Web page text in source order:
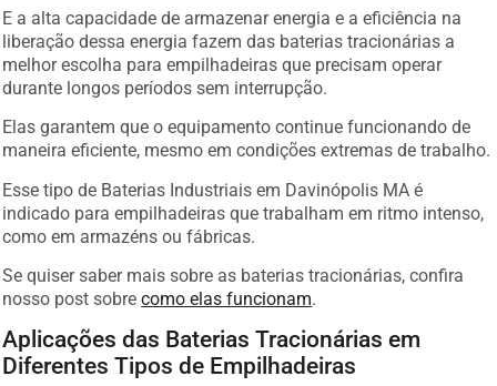
E a alta capacidade de armazenar energia e a eficiência na
liberação dessa energia fazem das baterias tracionárias a
melhor escolha para empilhadeiras que precisam operar
durante longos períodos sem interrupção.
Elas garantem que o equipamento continue funcionando de
maneira eficiente, mesmo em condições extremas de trabalho.
Esse tipo de Baterias Industriais em Davinópolis MA é
indicado para empilhadeiras que trabalham em ritmo intenso,
como em armazéns ou fábricas.
Se quiser saber mais sobre as baterias tracionárias, confira
nosso post sobrecomo elas funcionam
Aplicações das Baterias Tracionárias em
Diferentes Tipos de Empilhadeiras